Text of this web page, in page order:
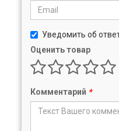
Уведомить об
Оценить товар
Комментарий *